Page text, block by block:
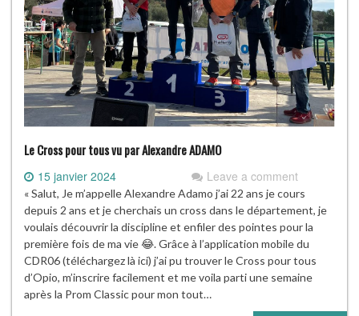
Le Cross pour tous vu par Alexandre ADAMO
15 janvier 2024 Leave a comment
« Salut, Je m’appelle Alexandre Adamo j’ai 22 ans je cours
depuis 2 ans et je cherchais un cross dans le département, je
voulais découvrir la discipline et enfiler des pointes pour la
première fois de ma vie 😂. Grâce à l’application mobile du
CDR06 (téléchargez là ici) j’ai pu trouver le Cross pour tous
d’Opio, m’inscrire facilement et me voila parti une semaine
après la Prom Classic pour mon tout…